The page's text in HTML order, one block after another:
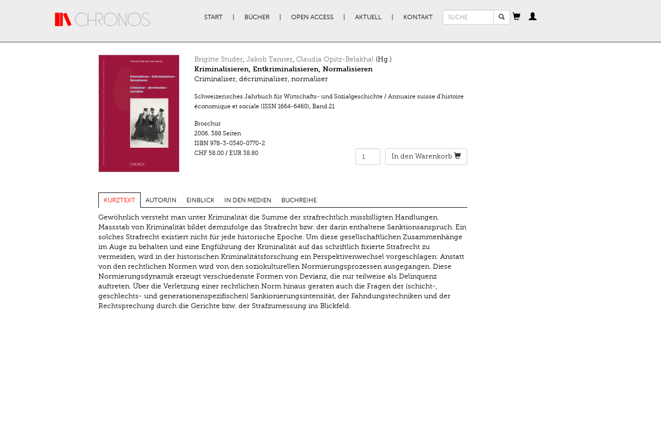
START BÜCHER OPEN ACCESS AKTUELL KONTAKT
Suchformular
Brigitte Studer, Jakob Tanner, Claudia Opitz-Belakhal(Hg.)
Kriminalisieren, Entkriminalisieren, Normalisieren
Criminaliser, décriminaliser, normaliser
Schweizerisches Jahrbuch für Wirtschafts- und Sozialgeschichte / Annuaire suisse d’histoire
économique et sociale (ISSN 1664-6460), Band 21
Broschur
2006. 388 Seiten
ISBN 978-3-0340-0770-2
CHF 58.00/ EUR 38.80 In den Warenkorb
KURZTEXT AUTOR/IN EINBLICK IN DEN MEDIEN BUCHREIHE
Gewöhnlich versteht man unter Kriminalität die Summe der strafrechtlich missbilligten Handlungen.
Massstab von Kriminalität bildet demzufolge das Strafrecht bzw. der darin enthaltene Sanktionsanspruch. Ein
solches Strafrecht existiert nicht für jede historische Epoche. Um diese gesellschaftlichen Zusammenhänge
im Auge zu behalten und eine Engführung der Kriminalität auf das schriftlich fixierte Strafrecht zu
vermeiden, wird in der historischen Kriminalitätsforschung ein Perspektivenwechsel vorgeschlagen: Anstatt
von den rechtlichen Normen wird von den soziokulturellen Normierungsprozessen ausgegangen. Diese
Normierungsdynamik erzeugt verschiedenste Formen von Devianz, die nur teilweise als Delinquenz
auftreten. Über die Verletzung einer rechtlichen Norm hinaus geraten auch die Fragen der (schicht-,
geschlechts- und generationenspezifischen) Sankionierungsintensität, der Fahndungstechniken und der
Rechtsprechung durch die Gerichte bzw. der Strafzumessung ins Blickfeld.